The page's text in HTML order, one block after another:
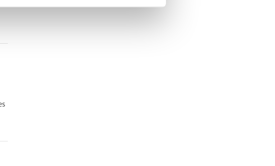
für soziale Medien anbieten zu können
zu Ihrer Verwendung unserer
Partner führen diese Informationen
oder die sie im Rahmen Ihrer Nutzung